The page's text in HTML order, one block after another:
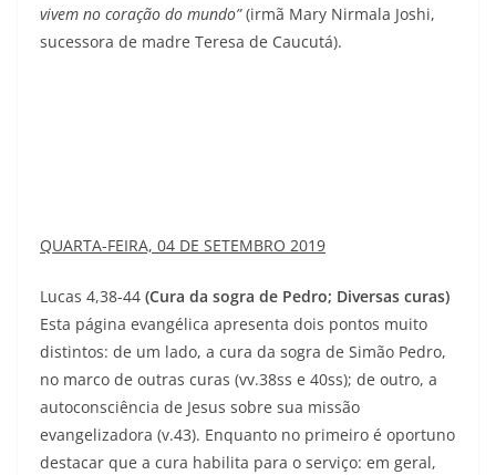
vivem no coração do mundo”(irmã Mary Nirmala Joshi,
sucessora de madre Teresa de Caucutá).
QUARTA-FEIRA, 04 DE SETEMBRO 2019
Lucas 4,38-44 (Cura da sogra de Pedro; Diversas curas)
Esta página evangélica apresenta dois pontos muito
distintos: de um lado, a cura da sogra de Simão Pedro,
no marco de outras curas (vv.38ss e 40ss); de outro, a
autoconsciência de Jesus sobre sua missão
evangelizadora (v.43). Enquanto no primeiro é oportuno
destacar que a cura habilita para o serviço: em geral,